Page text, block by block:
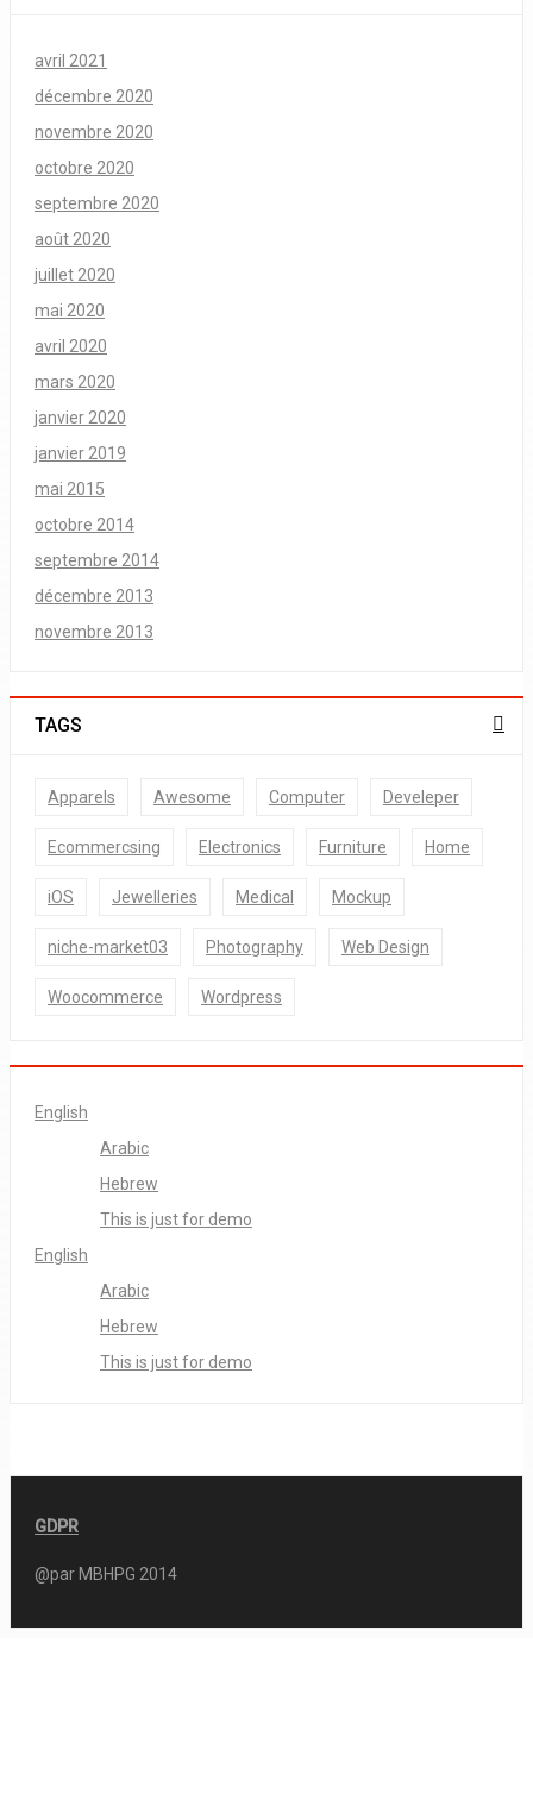
avril 2021
décembre 2020
novembre 2020
octobre 2020
septembre 2020
août 2020
juillet 2020
mai 2020
avril 2020
mars 2020
janvier 2020
janvier 2019
mai 2015
octobre 2014
septembre 2014
décembre 2013
novembre 2013
TAGS
Apparels Awesome Computer Develeper
Ecommercsing Electronics Furniture Home
iOS Jewelleries Medical Mockup
niche-market03 Photography Web Design
Woocommerce Wordpress
English
Arabic
Hebrew
This is just for demo
English
Arabic
Hebrew
This is just for demo
GDPR
@par MBHPG 2014